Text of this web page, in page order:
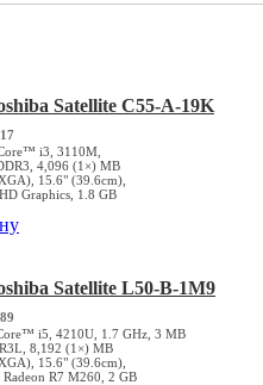
Satellite C55-A-19K
i3, 3110M,
4,096 (1×) MB
15.6" (39.6cm),
Graphics, 1.8 GB
Satellite L50-B-1M9
i5, 4210U, 1.7 GHz, 3 MB
8,192 (1×) MB
15.6" (39.6cm),
R7 M260, 2 GB